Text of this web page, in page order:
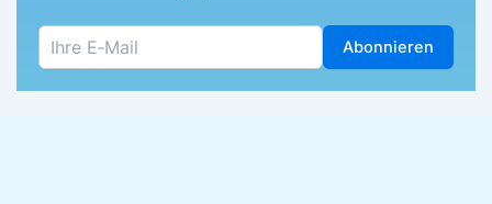
Abonnieren